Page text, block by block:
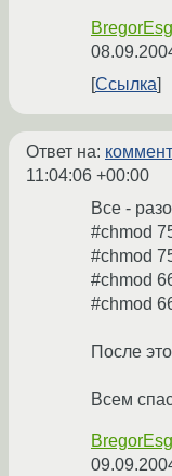
Ссылка
Ответ на:
11:04:06 +00:00
Все -
#chmod
#chmod
#chmod
#chmod
После
Всем